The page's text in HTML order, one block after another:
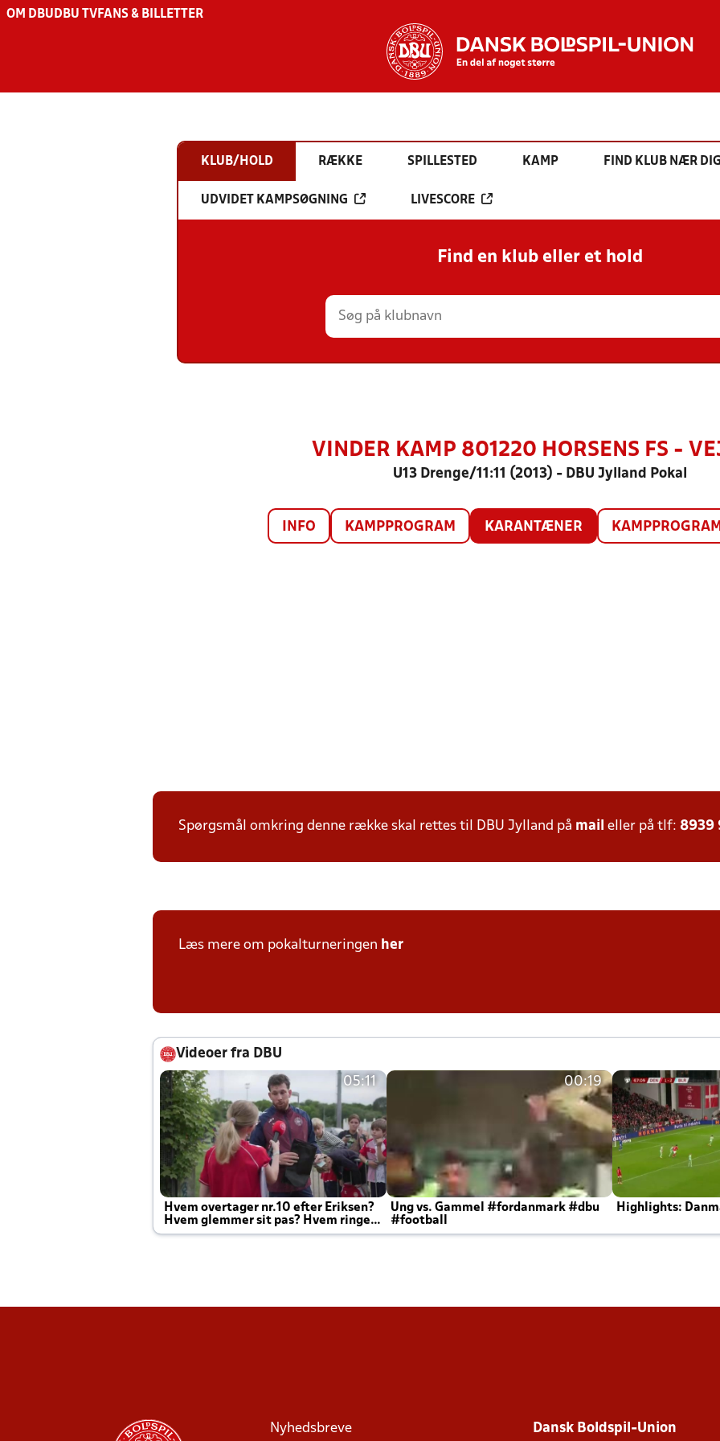
OM DBU DBU TV FANS & BILLETTER
KLUB/HOLD RÆKKE SPILLESTED KAMP FIND KLUB NÆR
UDVIDET KAMPSØGNING LIVESCORE
Find en klub eller et hold
VINDER KAMP 801220 HORSENS FS -
U13 Drenge/11:11 (2013) - DBU Jylland Pokal
INFO KAMPPROGRAM KARANTÆNER
Spørgsmål omkring denne række skal rettes til DBU Jylland på mail eller på tlf: 8939
Læs mere om pokalturneringen her
Videoer fra DBU
05:11
Hvem overtager nr.10 efter Eriksen?
Hvem glemmer sit pas? Hvem ringer
Joachim altid til efter kampe?
00:19
Ung vs. Gammel #fordanmark #dbu
#football
Highlights:
Nyhedsbreve Dansk Boldspil-Union